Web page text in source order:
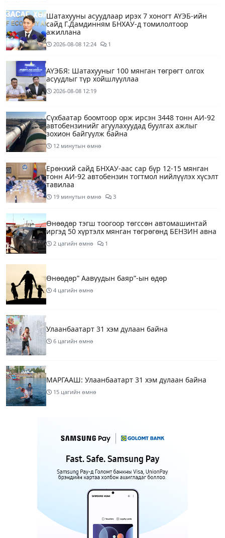
Шатахууны асуудлаар ирэх 7 хоногт АҮЭБ-ийн
сайд Г.Дамдинням БНХАУ-д томилолтоор
ажиллана
2026-08-08 12:24 1
АҮЭБЯ: Шатахууныг 100 мянган төгрөгт олгох
асуудлыг түр хойшлууллаа
2026-08-08 12:19
Сүхбаатар боомтоор орж ирсэн 3448 тонн АИ-92
автобензинийг агуулахуудад буулгах ажлыг
зохион байгуулж байна
12 минутын өмнө
Ерөнхий сайд БНХАУ-аас сар бүр 12-15 мянган
тонн АИ-92 автобензин тогтмол нийлүүлэх хүсэлт
тавилаа
19 минутын өмнө 3
Өнөөдөр тэгш тоогоор төгссөн автомашинтай
иргэд 50 хүртэлх мянган төгрөгөнд БЕНЗИН авна
2 цагийн өмнө 1
Өнөөдөр” Аавуудын баяр”-ын өдөр
4 цагийн өмнө
Улаанбаатарт 31 хэм дулаан байна
6 цагийн өмнө
МАРГААШ: Улаанбаатарт 31 хэм дулаан байна
15 цагийн өмнө
илрүүлэн шалгаж байна
Энэ сарын 9-13-ныг хүртэлх цаг агаарын
19 цагийн өмнө
Шатахуун дамлаж байгаа асуудалд ТЕГ-аас
холбогдох мэдээллийн дагуу шалгалтын